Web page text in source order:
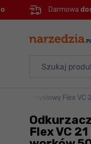
Darmowa
Akcesoria
przemysłowy Flex VC
Flex VC